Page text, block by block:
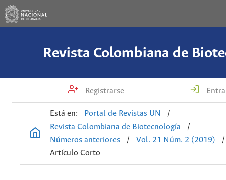
Revista Colombiana de
Registrarse
Está en: Portal de Revistas UN
/
Revista Colombiana de Biotecnología
/
Números anteriores
/ Vol. 21 Núm. 2 (2019)
/
Artículo Corto